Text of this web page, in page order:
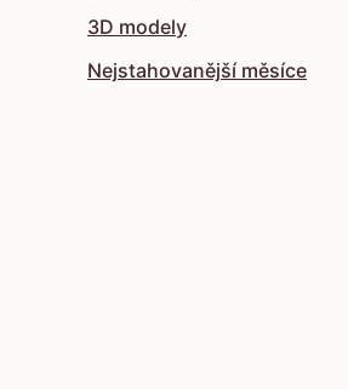
3D modely
Nejstahovanější měsíce